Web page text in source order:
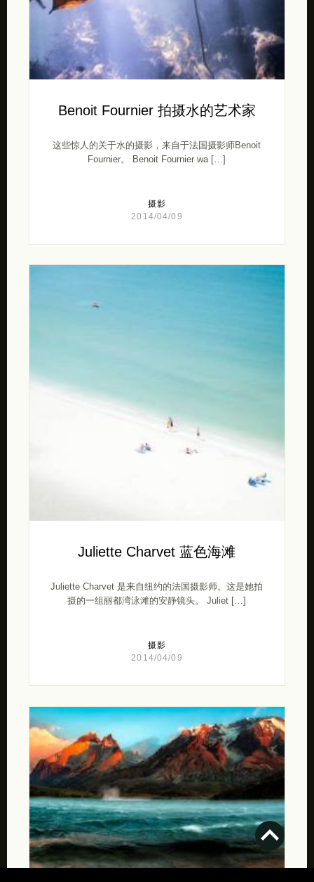
Benoit Fournier 拍摄水的艺术家
这些惊人的关于水的摄影，来自于法国摄影师Benoit
Fournier。 Benoit Fournier wa […]
摄影
2014/04/09
Juliette Charvet 蓝色海滩
Juliette Charvet 是来自纽约的法国摄影师。这是她拍
摄的一组丽都湾泳滩的安静镜头。 Juliet […]
摄影
2014/04/09